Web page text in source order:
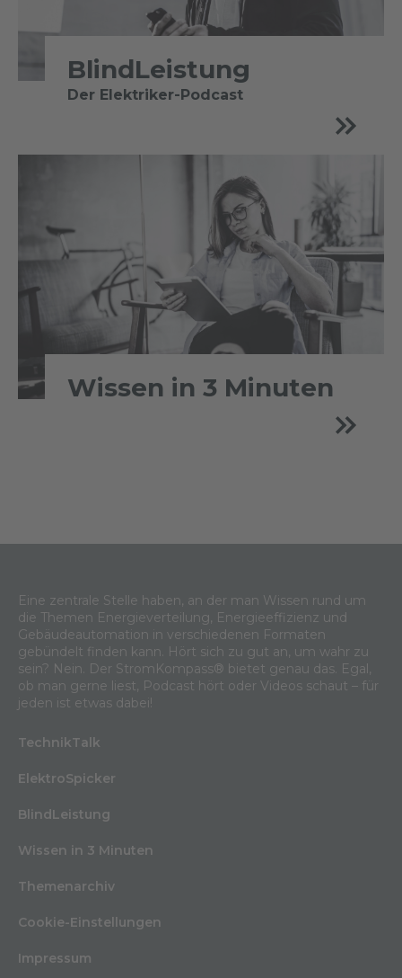
BlindLeistung
Der Elektriker-Podcast
Wissen in 3 Minuten
Eine zentrale Stelle haben, an der man Wissen rund um
die Themen Energieverteilung, Energieeffizienz und
Gebäudeautomation in verschiedenen Formaten
gebündelt finden kann. Hört sich zu gut an, um wahr zu
sein? Nein. Der StromKompass® bietet genau das. Egal,
ob man gerne liest, Podcast hört oder Videos schaut – für
jeden ist etwas dabei!
TechnikTalk
ElektroSpicker
BlindLeistung
Wissen in 3 Minuten
Themenarchiv
Cookie-Einstellungen
Impressum